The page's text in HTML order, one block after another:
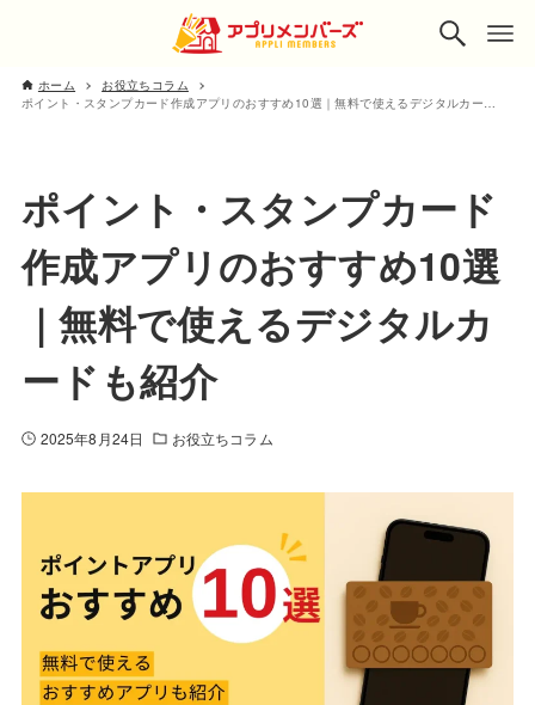
ホーム
お役立ちコラム
ポイント・スタンプカード作成アプリのおすすめ10選｜無料で使えるデジタルカードも紹介
ポイント・スタンプカード
作成アプリのおすすめ10選
｜無料で使えるデジタルカ
ードも紹介
2025年8月24日 お役立ちコラム